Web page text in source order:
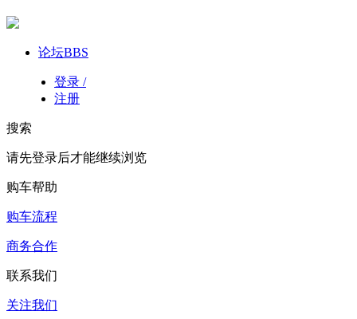
论坛BBS
登录 /
注册
搜索
请先登录后才能继续浏览
购车帮助
购车流程
商务合作
联系我们
关注我们